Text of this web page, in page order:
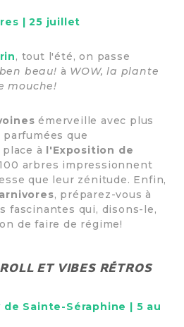
| 25 juillet
, tout l'été, on passe
beau! à WOW, la plante
mouche!
émerveille avec plus
que
à l'Exposition de
arbres impressionnent
que leur zénitude. Enfin,
, préparez-vous à
fascinantes qui, disons-le,
de faire de régime!
ET VIBES RÉTROS
Sainte-Séraphine | 5 au